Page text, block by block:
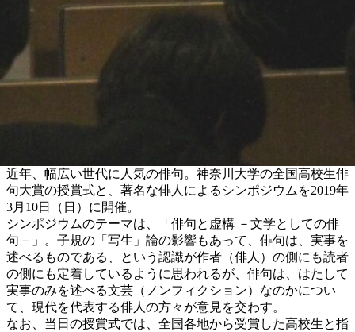
近年、幅広い世代に人気の俳句。神奈川大学の全国高校生俳
句大賞の授賞式と、著名な俳人によるシンポジウムを2019年
3月10日（日）に開催。
シンポジウムのテーマは、「俳句と虚構 －文学としての俳
句－」。子規の「写生」論の影響もあって、俳句は、実事を
述べるものである、という認識が作者（俳人）の側にも読者
の側にも定着しているように思われるが、俳句は、はたして
実事のみを述べる文芸（ノンフィクション）なのかについ
て、現代を代表する俳人の方々が意見を交わす。
なお、当日の授賞式では、全国各地から受賞した高校生と指